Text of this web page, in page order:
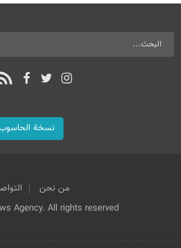
نسخة
من نحن
Agency. All rights reserved